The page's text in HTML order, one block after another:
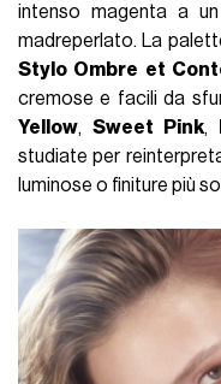
intenso magenta a
madreperlato. La
Stylo Ombre et
cremose e facili da
Yellow, Sweet Pink,
studiate per
luminose o finiture più